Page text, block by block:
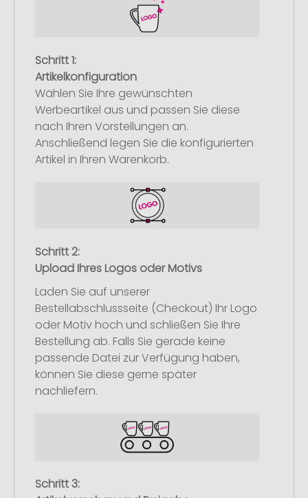
Schritt 1:
Artikelkonfiguration
Wählen Sie Ihre gewünschten
Werbeartikel aus und passen Sie diese
nach Ihren Vorstellungen an.
Anschließend legen Sie die konfigurierten
Artikel in Ihren Warenkorb.
Schritt 2:
Upload Ihres Logos oder Motivs
Laden Sie auf unserer
Bestellabschlussseite (Checkout) Ihr Logo
oder Motiv hoch und schließen Sie Ihre
Bestellung ab. Falls Sie gerade keine
passende Datei zur Verfügung haben,
können Sie diese gerne später
nachliefern.
Schritt 3: